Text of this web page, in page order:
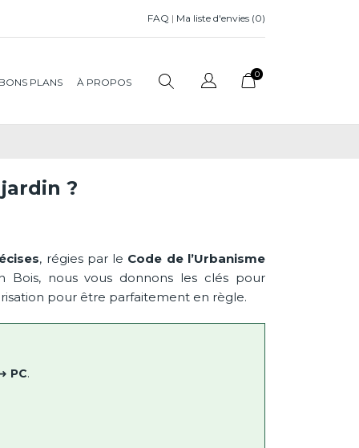
FAQ | Ma liste d'envies (0)
BONS PLANS À PROPOS
0
?
, régies par le Code de l’Urbanisme
nous vous donnons les clés pour
pour être parfaitement en règle.
PC.